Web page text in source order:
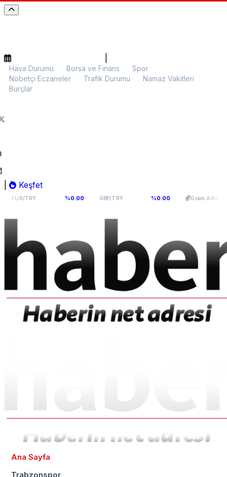
Hava Durumu Borsa ve Finans
Spor
Nöbetçi Eczaneler
Trafik Durumu
Namaz Vakitleri
Burçlar
Keşfet
%0.00 GBP/TRY64,2936 %0.00 Gram Altın 6.107,34 %0.00
Ana Sayfa
Trabzonspor